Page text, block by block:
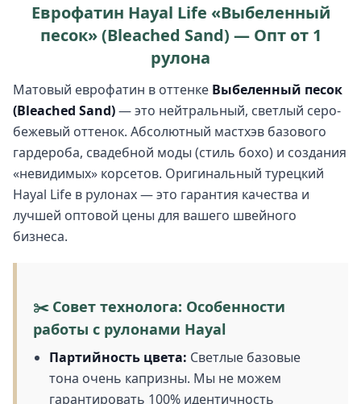
Еврофатин Hayal Life «Выбеленный
песок» (Bleached Sand) — Опт от 1
рулона
Матовый еврофатин в оттенке Выбеленный песок
(Bleached Sand)— это нейтральный, светлый серо-
бежевый оттенок. Абсолютный мастхэв базового
гардероба, свадебной моды (стиль бохо) и создания
«невидимых» корсетов. Оригинальный турецкий
Hayal Life в рулонах — это гарантия качества и
лучшей оптовой цены для вашего швейного
бизнеса.
✂️ Совет технолога: Особенности
работы с рулонами Hayal
Партийность цвета: Светлые базовые
тона очень капризны. Мы не можем
гарантировать 100% идентичность